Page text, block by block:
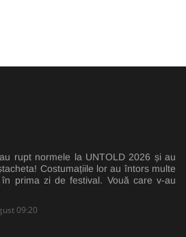
rupt normele la UNTOLD 2026 și au
Costumațiile lor au întors multe
în prima zi de festival. Vouă care v-au
09:20